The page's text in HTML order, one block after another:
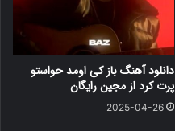
دانلود آهنگ باز کی اومد حواستو
پرت کرد از مجین رایگان
2025-04-26